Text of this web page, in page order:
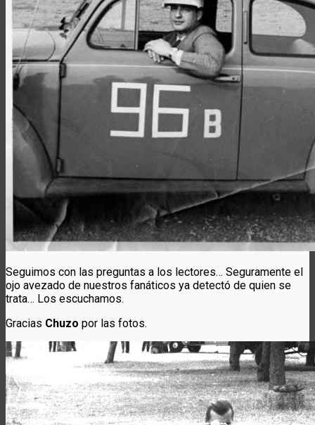
Seguimos con las preguntas a los lectores… Seguramente el
ojo avezado de nuestros fanáticos ya detectó de quien se
trata… Los escuchamos.
Gracias Chuzo por las fotos.